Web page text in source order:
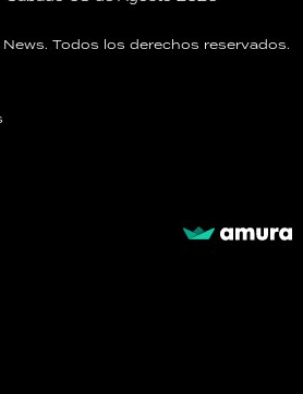
Todos los derechos reservados.